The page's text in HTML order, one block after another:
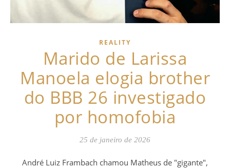
REALITY
Marido de Larissa
Manoela elogia brother
do BBB 26 investigado
por homofobia
25 de janeiro de 2026
André Luiz Frambach chamou Matheus de "gigante",